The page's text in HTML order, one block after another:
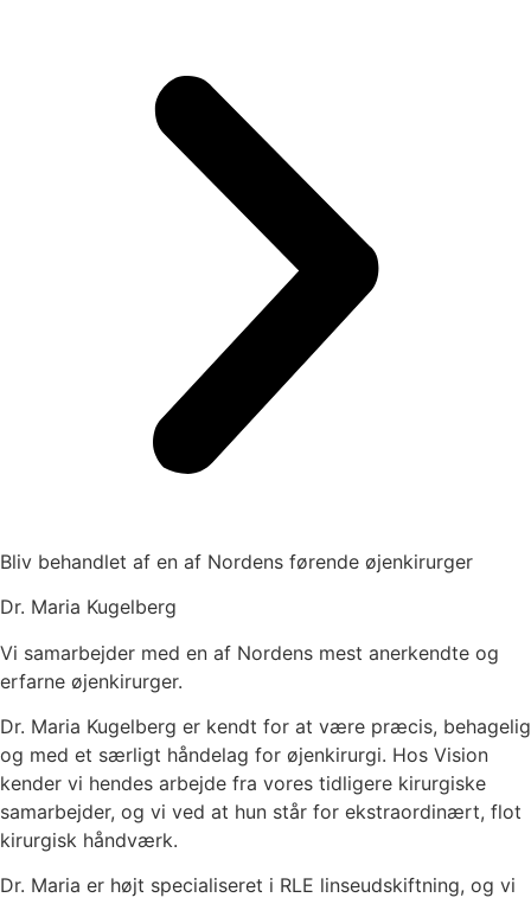
Bliv behandlet af en af Nordens førende øjenkirurger
Dr. Maria Kugelberg
Vi samarbejder med en af Nordens mest anerkendte og
erfarne øjenkirurger.
Dr. Maria Kugelberg er kendt for at være præcis, behagelig
og med et særligt håndelag for øjenkirurgi. Hos Vision
kender vi hendes arbejde fra vores tidligere kirurgiske
samarbejder, og vi ved at hun står for ekstraordinært, flot
kirurgisk håndværk.
Dr. Maria er højt specialiseret i RLE linseudskiftning, og vi